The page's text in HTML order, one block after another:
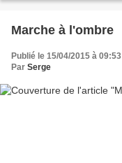
Marche à l'ombre
Publié le 15/04/2015 à 09:53
Par Serge